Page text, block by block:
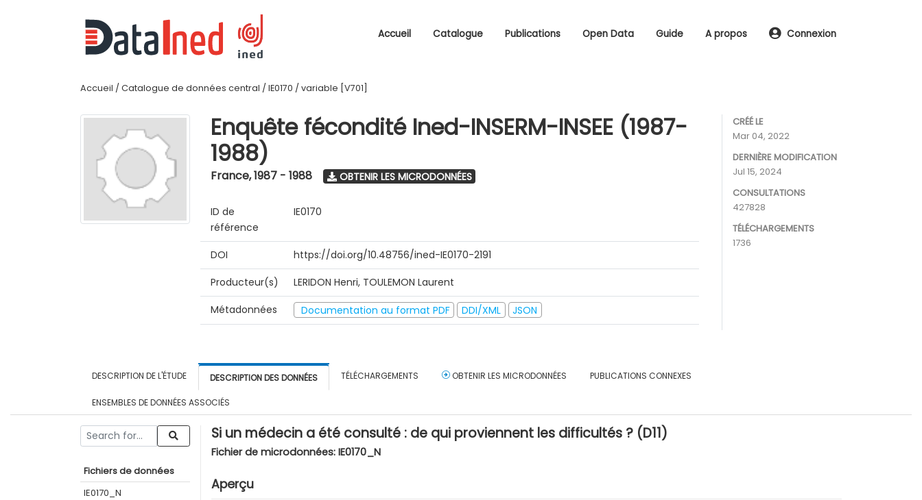
Accueil Catalogue Publications Open Data Guide A propos Connexion
Accueil / Catalogue de données central / IE0170 / variable [V701]
Enquête fécondité Ined-INSERM-INSEE (1987-
1988)
France,1987 - 1988 OBTENIR LES MICRODONNÉES
ID de
référence
IE0170
DOI
https://doi.org/10.48756/ined-IE0170-2191
Producteur(s)
LERIDON Henri, TOULEMON Laurent
Métadonnées
Documentation au format PDF DDI/XML JSON
CRÉÉ LE
Mar 04, 2022
DERNIÈRE MODIFICATION
Jul 15, 2024
CONSULTATIONS
427828
TÉLÉCHARGEMENTS
1736
DESCRIPTION DE L'ÉTUDE DESCRIPTION DES DONNÉES TÉLÉCHARGEMENTS OBTENIR LES MICRODONNÉES PUBLICATIONS CONNEXES
ENSEMBLES DE DONNÉES ASSOCIÉS
Fichiers de données
IE0170_N
Si un médecin a été consulté : de qui proviennent les difficultés ? (D11)
Fichier de microdonnées: IE0170_N
Aperçu